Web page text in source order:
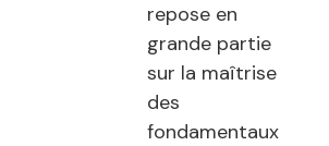
repose en
grande partie
sur la maîtrise
des
fondamentaux